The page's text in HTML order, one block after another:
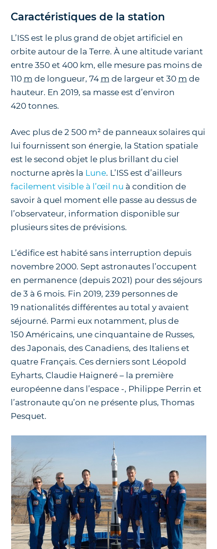
Caractéristiques de la station
L’ISS est le plus grand de objet artificiel en
orbite autour de la Terre. À une altitude variant
entre 350 et 400 km, elle mesure pas moins de
110 m de longueur, 74 m de largeur et 30 m de
hauteur. En 2019, sa masse est d’environ
420 tonnes.
Avec plus de 2 500 m² de panneaux solaires qui
lui fournissent son énergie, la Station spatiale
est le second objet le plus brillant du ciel
nocturne après la Lune. L’ISS est d’ailleurs
facilement visible à l’œil nu à condition de
savoir à quel moment elle passe au dessus de
l’observateur, information disponible sur
plusieurs sites de prévisions.
L’édifice est habité sans interruption depuis
novembre 2000. Sept astronautes l’occupent
en permanence (depuis 2021) pour des séjours
de 3 à 6 mois. Fin 2019, 239 personnes de
19 nationalités différentes au total y avaient
séjourné. Parmi eux notamment, plus de
150 Américains, une cinquantaine de Russes,
des Japonais, des Canadiens, des Italiens et
quatre Français. Ces derniers sont Léopold
Eyharts, Claudie Haigneré – la première
européenne dans l’espace -, Philippe Perrin et
l’astronaute qu’on ne présente plus, Thomas
Pesquet.